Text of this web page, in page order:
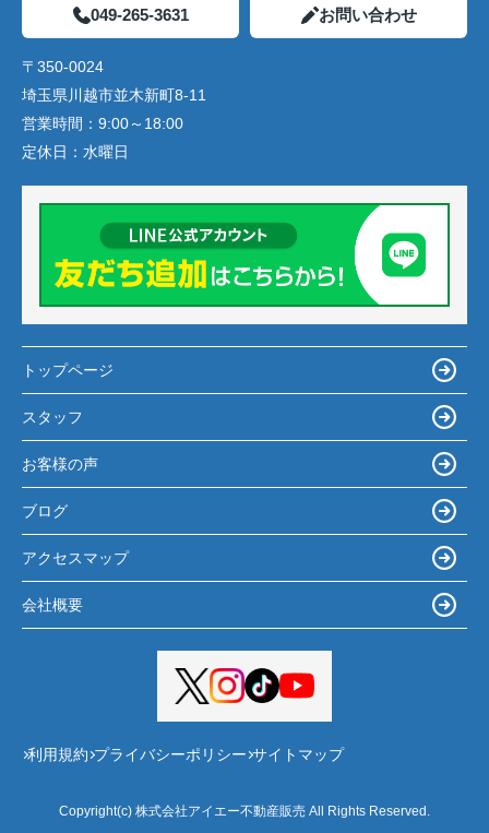
049-265-3631 お問い合わせ
〒350-0024
埼玉県川越市並木新町8-11
営業時間： 9:00～18:00
定休日： 水曜日
トップページ
スタッフ
お客様の声
ブログ
アクセスマップ
会社概要
利用規約 プライバシーポリシー サイトマップ
Copyright(c) 株式会社アイエー不動産販売 All Rights Reserved.